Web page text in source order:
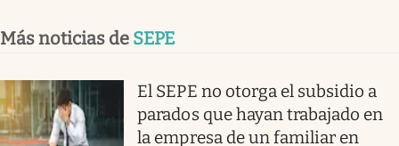
Más noticias de SEPE
El SEPE no otorga el subsidio a
parados que hayan trabajado en
la empresa de un familiar en